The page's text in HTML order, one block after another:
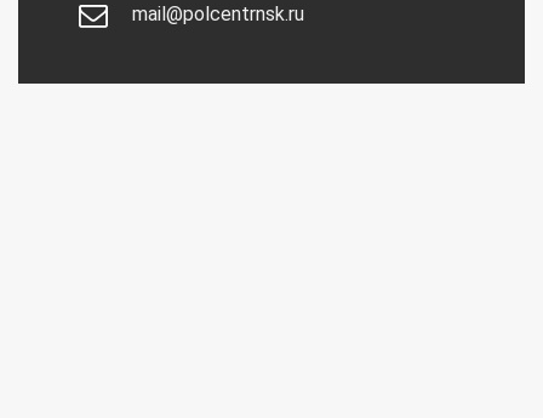
mail@polcentrnsk.ru